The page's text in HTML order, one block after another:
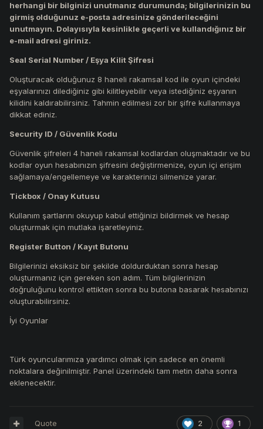
herhangi bir bilginizi unutmanız durumunda; bilgilerinizin bu
girmiş olduğunuz e-posta adresinize gönderileceğini
unutmayın. Dolayısıyla kesinlikle geçerli ve kullandığınız bir
e-mail adresi giriniz.
Seal Serial Number / Eşya Kilit Şifresi
Oluşturacak olduğunuz 8 haneli rakamsal kod ile oyun içindeki
eşyalarınızı dilediğiniz gibi kilitleyebilir veya istediğiniz eşyanın
kilidini kaldırabilirsiniz. Tahmin edilmesi zor bir şifre kullanmaya
dikkat ediniz.
Security ID / Güvenlik Kodu
Güvenlik şifreleri 4 haneli rakamsal kodlardan oluşmaktadır ve bu
kodlar oyun hesabınızın şifresini değiştirmenize, oyun içi erişim
sağlamaya/engellemeye ve karakterinizi silmenize yarar.
Tickbox / Onay Kutusu
Kullanım şartlarını okuyup kabul ettiğinizi bildirmek ve hesap
oluşturmak için mutlaka işaretleyiniz.
Register Button / Kayıt Butonu
Bilgilerinizi eksiksiz bir şekilde doldurduktan sonra hesap
oluşturmanız için gereken son adım. Tüm bilgilerinizin
doğruluğunu kontrol ettikten sonra bu butona basarak hesabınızı
oluşturabilirsiniz.
İyi Oyunlar
Türk oyuncularımıza yardımcı olmak için sadece en önemli
noktalara değinilmiştir. Panel üzerindeki tam metin daha sonra
eklenecektir.
2 1
Quote